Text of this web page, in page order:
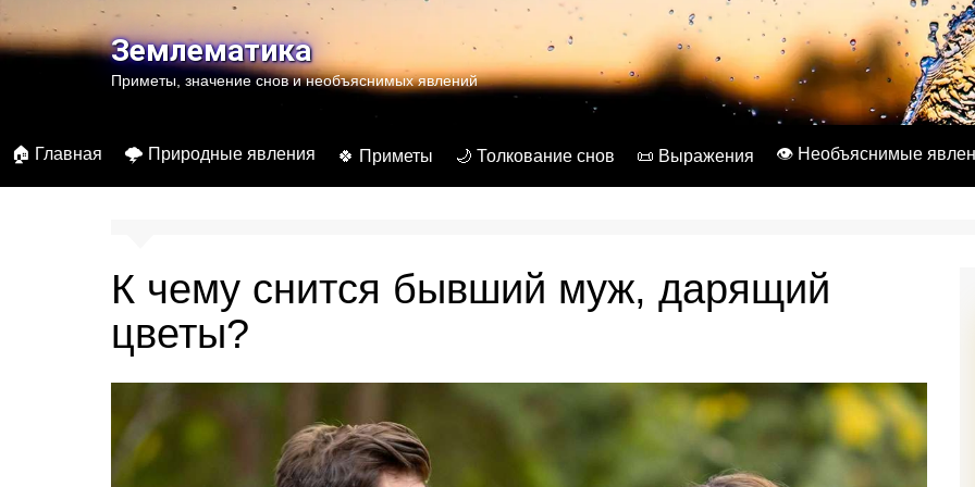
к
содержимомуЗемлематика
Приметы, значение снов и необъяснимых явлений
🏠 Главная 🌩️ Природные явления 🍀 Приметы 🌙 Толкование снов 📜 Выражения 👁️ Необъяснимые
К чему снится бывший муж, дарящий
цветы?